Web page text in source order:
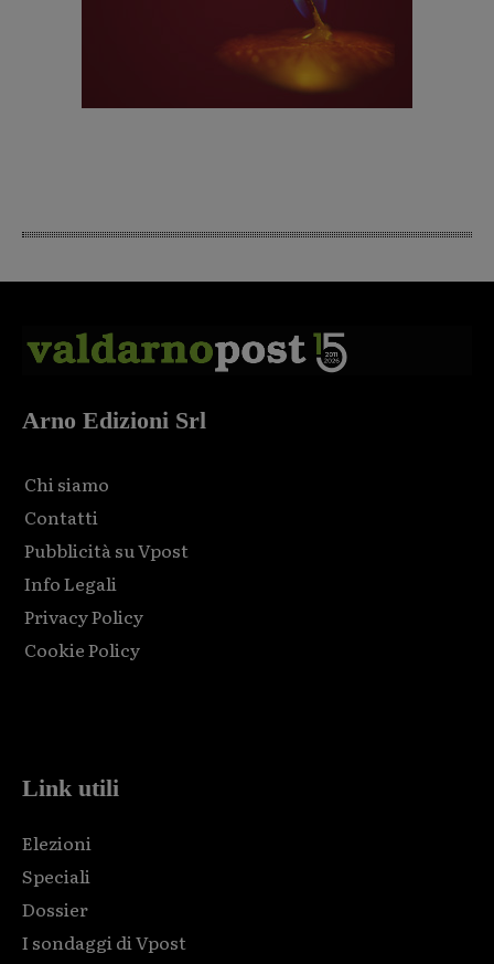
Arno Edizioni Srl
Chi siamo
Contatti
Pubblicità su Vpost
Info Legali
Privacy Policy
Cookie Policy
Link utili
Elezioni
Speciali
Dossier
I sondaggi di Vpost